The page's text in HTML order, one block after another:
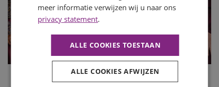
Waarom motivatie steeds belangrijker wordt dan een
meer informatie verwijzen wij u naar ons
privacy statement.
ALLE COOKIES TOESTAAN
ALLE COOKIES AFWIJZEN